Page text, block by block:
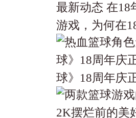
最新动态
游戏，为何在
球》18周年庆